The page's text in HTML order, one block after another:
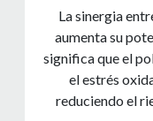
La sinergia
aumenta su
significa que el
el estrés
reduciendo el